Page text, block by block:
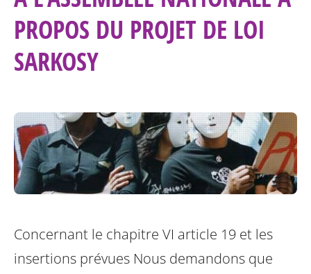
PROPOS DU PROJET DE LOI
SARKOSY
Concernant le chapitre VI article 19 et les
insertions prévues Nous demandons que